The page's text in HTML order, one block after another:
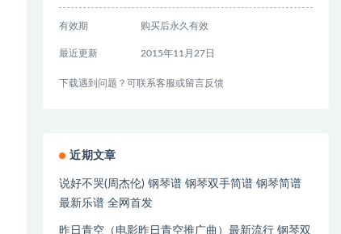
有效期 购买后永久有效
最近更新 2015年11月27日
下载遇到问题？可联系客服或留言反馈
近期文章
说好不哭(周杰伦) 钢琴谱 钢琴双手简谱 钢琴简谱
最新乐谱 全网首发
昨日青空（电影昨日青空推广曲）最新流行 钢琴双